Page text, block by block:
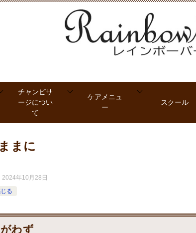
チャンピサ
ージについ
て
ケアメニュ
ー
スクール
まに
2024年10月28日
る
わず